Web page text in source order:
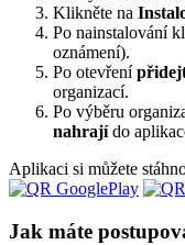
Klikněte na
Po nainstalování
oznámení).
Po otevření
organizací.
Po výběru
nahrajído
Aplikaci si můžete
Jak máte